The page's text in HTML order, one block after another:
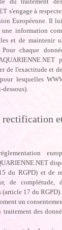
s'engage à
Européenne. Il
information
et de maintenir
chaque
de l'exactitude et
lesquelles
rectification
du RGPD) et de
de complétude,
(article 17 du RGPD).
un
des